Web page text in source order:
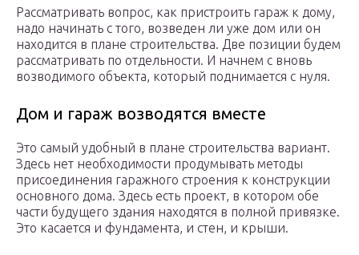
Рассматривать вопрос, как пристроить гараж к дому,
надо начинать с того, возведен ли уже дом или он
находится в плане строительства. Две позиции будем
рассматривать по отдельности. И начнем с вновь
возводимого объекта, который поднимается с нуля.
Дом и гараж возводятся вместе
Это самый удобный в плане строительства вариант.
Здесь нет необходимости продумывать методы
присоединения гаражного строения к конструкции
основного дома. Здесь есть проект, в котором обе
части будущего здания находятся в полной привязке.
Это касается и фундамента, и стен, и крыши.